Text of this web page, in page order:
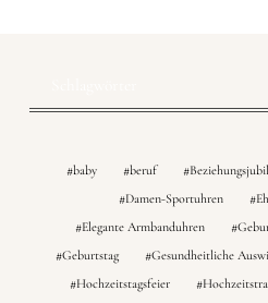
baby beruf
Damen-Sportuhren
Elegante Armbanduhren
Geburtstag
Gesundheitliche
Hochzeitstagsfeier